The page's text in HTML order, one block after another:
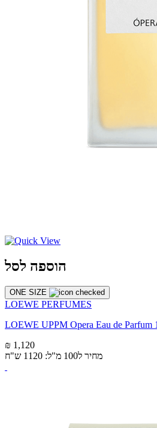
הוספה לסל
ONE SIZE
LOEWE PERFUMES
LOEWE UPPM Opera Eau de Parfum
₪ 1,120
מחיר ל100 מ"ל: 1120 ש"ח